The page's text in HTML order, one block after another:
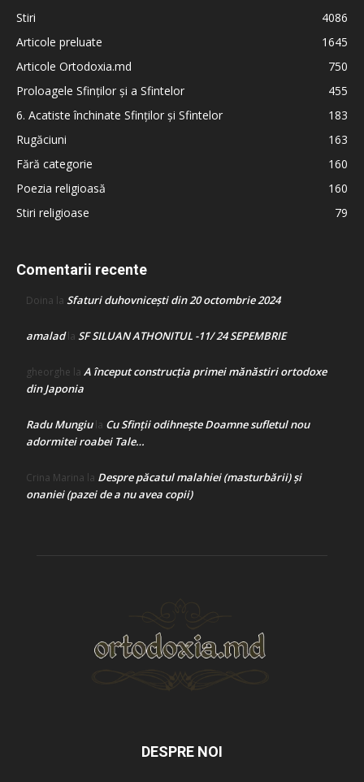
Stiri
4086
Articole preluate
1645
Articole Ortodoxia.md
750
Proloagele Sfinților și a Sfintelor
455
6. Acatiste închinate Sfinților și Sfintelor
183
Rugăciuni
163
Fără categorie
160
Poezia religioasă
160
Stiri religioase
79
Comentarii recente
Doina la Sfaturi duhovnicești din 20 octombrie 2024
amaladla SF SILUAN ATHONITUL -11/ 24 SEPEMBRIE
gheorghe la A început construcţia primei mănăstiri ortodoxe
din Japonia
Radu Mungiula Cu Sfinții odihnește Doamne sufletul nou
adormitei roabei Tale…
Crina Marina la Despre păcatul malahiei (masturbării) şi
onaniei (pazei de a nu avea copii)
DESPRE NOI